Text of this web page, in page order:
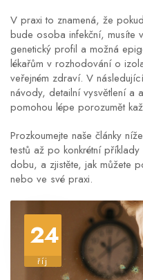
V praxi to znamená, že
bude osoba infekční, musíte
genetický profil a možná
lékařům v rozhodování o
veřejném zdraví. V
návody, detailní vysvětlení a
pomohou lépe porozumět
Prozkoumejte naše články
testů až po konkrétní
dobu, a zjistěte, jak můžete
nebo ve své praxi.
24
říj